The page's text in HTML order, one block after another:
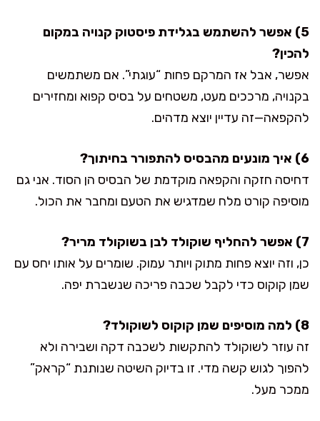
5) אפשר להשתמש בגלידת פיסטוק קנויה במקום
להכין?
אפשר, אבל אז המרקם פחות “עוגתי”. אם משתמשים
בקנויה, מרככים מעט, משטחים על בסיס קפוא ומחזירים
להקפאה—זה עדיין יוצא מדהים.
6) איך מונעים מהבסיס להתפורר בחיתוך?
דחיסה חזקה והקפאה מוקדמת של הבסיס הן הסוד. אני גם
מוסיפה קורט מלח שמדגיש את הטעם ומחבר את הכול.
7) אפשר להחליף שוקולד לבן בשוקולד מריר?
כן, וזה יוצא פחות מתוק ויותר עמוק. שומרים על אותו יחס עם
שמן קוקוס כדי לקבל שכבה פריכה שנשברת יפה.
8) למה מוסיפים שמן קוקוס לשוקולד?
זה עוזר לשוקולד להתקשות לשכבה דקה ושבירה ולא
להפוך לגוש קשה מדי. זו בדיוק השיטה שנותנת “קראק”
ממכר מעל.